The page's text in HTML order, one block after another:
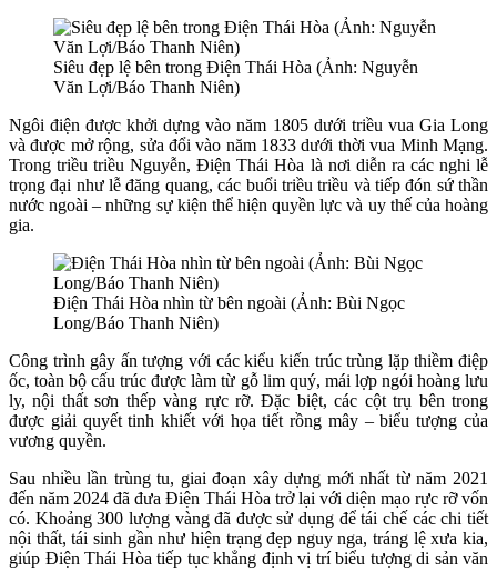
Siêu đẹp lệ bên trong Điện Thái Hòa (Ảnh: Nguyễn
Văn Lợi/Báo Thanh Niên)
Ngôi điện được khởi dựng vào năm 1805 dưới triều vua Gia Long
và được mở rộng, sửa đổi vào năm 1833 dưới thời vua Minh Mạng.
Trong triều triều Nguyễn, Điện Thái Hòa là nơi diễn ra các nghi lễ
trọng đại như lễ đăng quang, các buổi triều triều và tiếp đón sứ thần
nước ngoài – những sự kiện thể hiện quyền lực và uy thế của hoàng
gia.
Điện Thái Hòa nhìn từ bên ngoài (Ảnh: Bùi Ngọc
Long/Báo Thanh Niên)
Công trình gây ấn tượng với các kiểu kiến trúc trùng lặp thiềm điệp
ốc, toàn bộ cấu trúc được làm từ gỗ lim quý, mái lợp ngói hoàng lưu
ly, nội thất sơn thếp vàng rực rỡ. Đặc biệt, các cột trụ bên trong
được giải quyết tinh khiết với họa tiết rồng mây – biểu tượng của
vương quyền.
Sau nhiều lần trùng tu, giai đoạn xây dựng mới nhất từ năm 2021
đến năm 2024 đã đưa Điện Thái Hòa trở lại với diện mạo rực rỡ vốn
có. Khoảng 300 lượng vàng đã được sử dụng để tái chế các chi tiết
nội thất, tái sinh gần như hiện trạng đẹp nguy nga, tráng lệ xưa kia,
giúp Điện Thái Hòa tiếp tục khẳng định vị trí biểu tượng di sản văn